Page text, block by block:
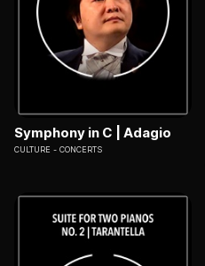
Symphony in C | Adagio
CULTURE CONCERTS